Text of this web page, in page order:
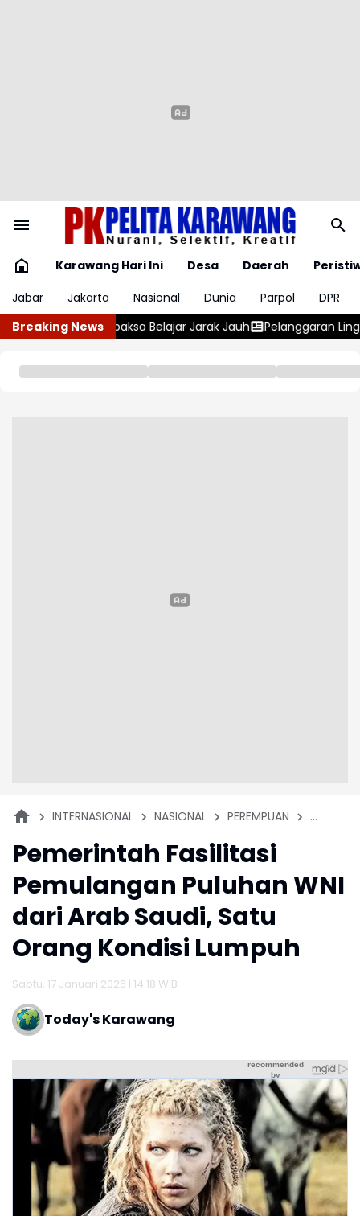
Karawang Hari Ini Desa Daerah
Jabar
Jakarta Nasional Dunia Parpol
DPR
Breaking News
Belajar Jarak Jauh Pelanggaran Lingkungan, KDM Tutup
INTERNASIONAL NASIONAL PEREMPUAN TENAGA
Pemerintah Fasilitasi
Pemulangan Puluhan WNI
dari Arab Saudi, Satu
Orang Kondisi Lumpuh
Sabtu, 17 Januari 2026 | 14:18 WIB
Today's Karawang